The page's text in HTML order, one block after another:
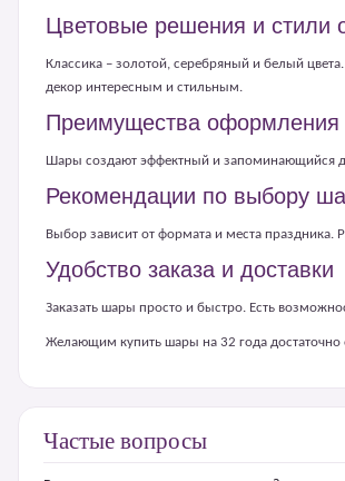
Цветовые решения и стили
Классика – золотой, серебряный и белый
декор интересным и стильным.
Преимущества
Шары создают эффектный и запоминающийся
Рекомендации по выбору
Выбор зависит от формата и места
Удобство заказа и доставки
Заказать шары просто и быстро. Есть
Желающим купить шары на 32 года достаточно
Частые вопросы